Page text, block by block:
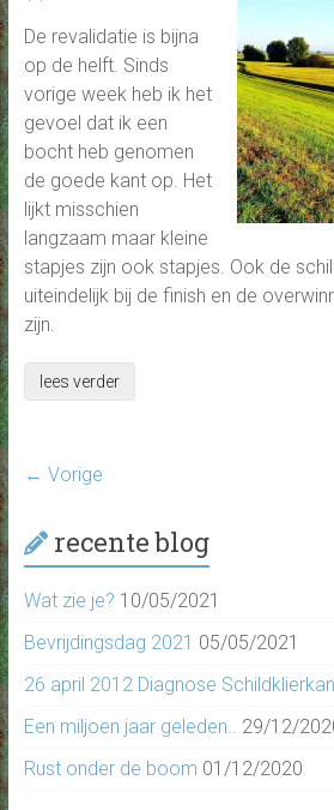
De revalidatie is bijna
op de helft. Sinds
vorige week heb ik het
gevoel dat ik een
bocht heb genomen
de goede kant op. Het
lijkt misschien
langzaam maar kleine
stapjes zijn ook stapjes. Ook de
uiteindelijk bij de finish en de
zijn.
lees verder
← Vorige
recente blog
Wat zie je? 10/05/2021
Bevrijdingsdag 2021 05/05/2021
26 april 2012 Diagnose
Een miljoen jaar geleden..
29/12/
Rust onder de boom 01/12/2020